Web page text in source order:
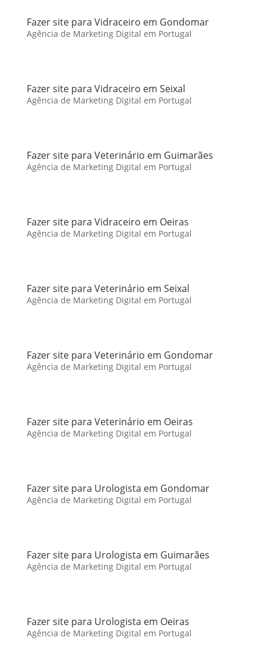
Fazer site para Vidraceiro em Gondomar
Agência de Marketing Digital em Portugal
Fazer site para Vidraceiro em Seixal
Agência de Marketing Digital em Portugal
Fazer site para Veterinário em Guimarães
Agência de Marketing Digital em Portugal
Fazer site para Vidraceiro em Oeiras
Agência de Marketing Digital em Portugal
Fazer site para Veterinário em Seixal
Agência de Marketing Digital em Portugal
Fazer site para Veterinário em Gondomar
Agência de Marketing Digital em Portugal
Fazer site para Veterinário em Oeiras
Agência de Marketing Digital em Portugal
Fazer site para Urologista em Gondomar
Agência de Marketing Digital em Portugal
Fazer site para Urologista em Guimarães
Agência de Marketing Digital em Portugal
Fazer site para Urologista em Oeiras
Agência de Marketing Digital em Portugal